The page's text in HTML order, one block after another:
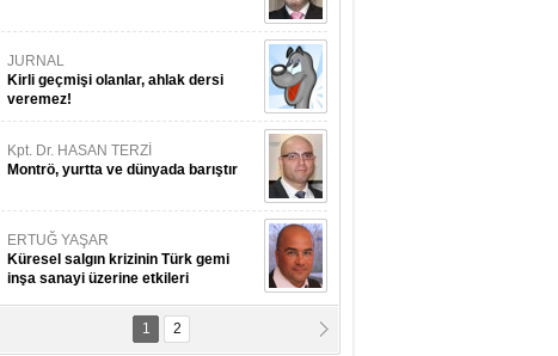
JURNAL
Kirli geçmişi olanlar, ahlak dersi
veremez!
Kpt. Dr. HASAN TERZİ
Montrö, yurtta ve dünyada barıştır
ERTUĞ YAŞAR
Küresel salgın krizinin Türk gemi
inşa sanayi üzerine etkileri
Kpt. MESUT AZMİ GÖKSOY
1 2